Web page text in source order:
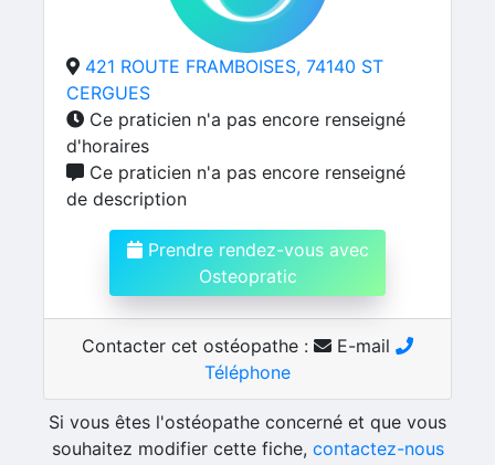
421 ROUTE FRAMBOISES, 74140 ST
CERGUES
Ce praticien n'a pas encore renseigné
d'horaires
Ce praticien n'a pas encore renseigné
de description
Prendre rendez-vous avec
Osteopratic
Contacter cet ostéopathe :
E-mail
Téléphone
Si vous êtes l'ostéopathe concerné et que vous
souhaitez modifier cette fiche, contactez-nous